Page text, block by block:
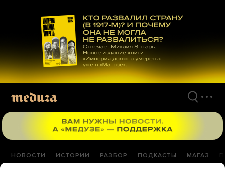
материалам
НОВОСТИ ИСТОРИИ РАЗБОР ПОДКАСТЫ МАГАЗ